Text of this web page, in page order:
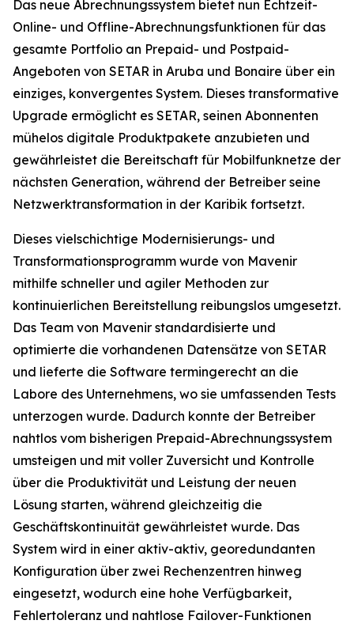
Das neue Abrechnungssystem bietet nun Echtzeit-
Online- und Offline-Abrechnungsfunktionen für das
gesamte Portfolio an Prepaid- und Postpaid-
Angeboten von SETAR in Aruba und Bonaire über ein
einziges, konvergentes System. Dieses transformative
Upgrade ermöglicht es SETAR, seinen Abonnenten
mühelos digitale Produktpakete anzubieten und
gewährleistet die Bereitschaft für Mobilfunknetze der
nächsten Generation, während der Betreiber seine
Netzwerktransformation in der Karibik fortsetzt.
Dieses vielschichtige Modernisierungs- und
Transformationsprogramm wurde von Mavenir
mithilfe schneller und agiler Methoden zur
kontinuierlichen Bereitstellung reibungslos umgesetzt.
Das Team von Mavenir standardisierte und
optimierte die vorhandenen Datensätze von SETAR
und lieferte die Software termingerecht an die
Labore des Unternehmens, wo sie umfassenden Tests
unterzogen wurde. Dadurch konnte der Betreiber
nahtlos vom bisherigen Prepaid-Abrechnungssystem
umsteigen und mit voller Zuversicht und Kontrolle
über die Produktivität und Leistung der neuen
Lösung starten, während gleichzeitig die
Geschäftskontinuität gewährleistet wurde. Das
System wird in einer aktiv-aktiv, georedundanten
Konfiguration über zwei Rechenzentren hinweg
eingesetzt, wodurch eine hohe Verfügbarkeit,
Fehlertoleranz und nahtlose Failover-Funktionen